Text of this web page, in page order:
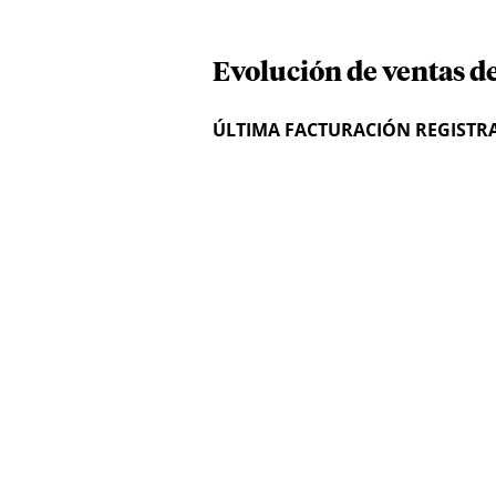
Evolución de ventas
ÚLTIMA FACTURACIÓN